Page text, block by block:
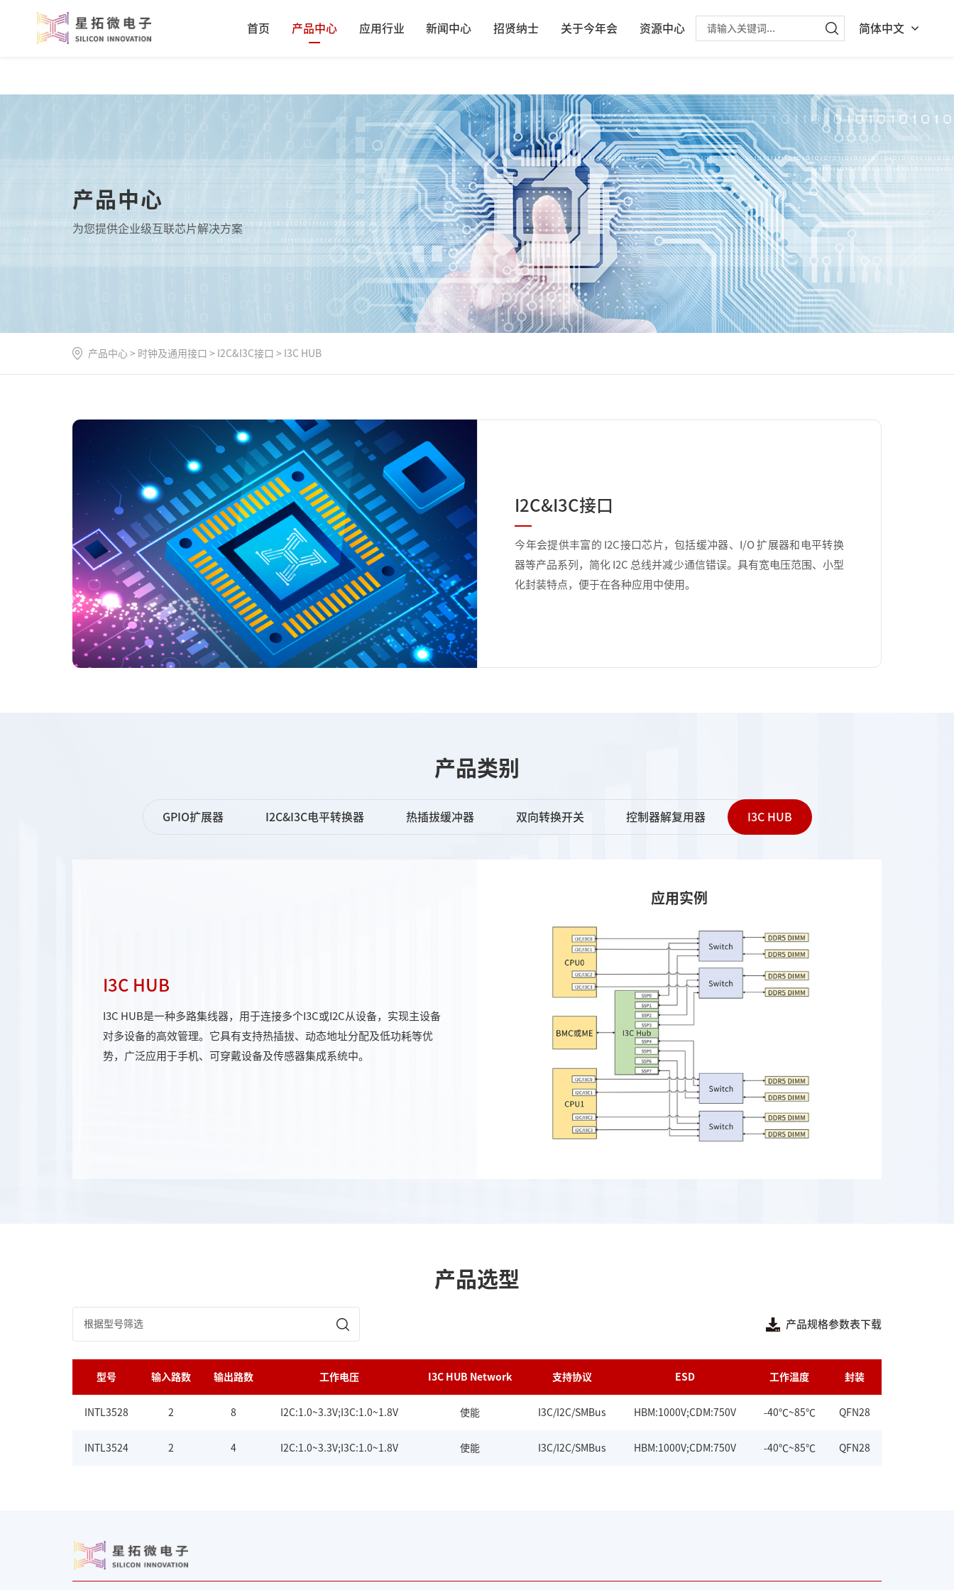
首页 产品中心 应用行业 新闻中心 招贤纳士 关于今年会 资源中心 简体中文
产品中心
为您提供企业级互联芯片解决方案
产品中心 > 时钟及通用接口 > I2C&I3C接口 > I3C HUB
I2C&I3C接口
今年会提供丰富的 I2C接口芯片，包括缓冲器、I/O 扩展器和电平转换
器等产品系列，简化 I2C 总线并减少通信错误。具有宽电压范围、小型
化封装特点，便于在各种应用中使用。
产品类别
GPIO扩展器 I2C&I3C电平转换器 热插拔缓冲器 双向转换开关 控制器解复用器 I3C HUB
I3C HUB
I3C HUB是一种多路集线器，用于连接多个I3C或I2C从设备，实现主设备
对多设备的高效管理。它具有支持热插拔、动态地址分配及低功耗等优
势，广泛应用于手机、可穿戴设备及传感器集成系统中。
应用实例
产品选型
产品规格参数表下载
型号 输入路数 输出路数 工作电压 I3C HUB Network 支持协议 ESD 工作温度 封装
INTL3528 2 8 I2C:1.0~3.3V;I3C:1.0~1.8V 使能 I3C/I2C/SMBus HBM:1000V;CDM:750V -40℃~85℃ QFN28
INTL3524 2 4 I2C:1.0~3.3V;I3C:1.0~1.8V 使能 I3C/I2C/SMBus HBM:1000V;CDM:750V -40℃~85℃ QFN28